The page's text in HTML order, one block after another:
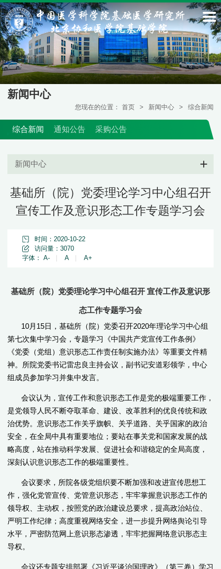
新闻中心
您现在的位置： 首页 > 新闻中心 > 综合新闻
综合新闻 通知公告 采购公告
新闻中心
基础所（院）党委理论学习中心组召开
宣传工作及意识形态工作专题学习会
时间：2020-10-22
访问量： 3070
字体： A- A A+
基础所（院）党委理论学习中心组召开 宣传工作及意识形
态工作专题学习会
10月15日，基础所（院）党委召开2020年理论学习中心组
第七次集中学习会，专题学习《中国共产党宣传工作条例》
《党委（党组）意识形态工作责任制实施办法》等重要文件精
神。所院党委书记雷忠良主持会议，副书记安道彩领学，中心
组成员参加学习并集中发言。
会议认为，宣传工作和意识形态工作是党的极端重要工作，
是党领导人民不断夺取革命、建设、改革胜利的优良传统和政
治优势。意识形态工作关乎旗帜、关乎道路、关乎国家的政治
安全，在全局中具有重要地位；要站在事关党和国家发展的战
略高度，站在推动科学发展、促进社会和谐稳定的全局高度，
深刻认识意识形态工作的极端重要性。
会议要求，所院各级党组织要不断加强和改进宣传思想工
作，强化党管宣传、党管意识形态，牢牢掌握意识形态工作的
领导权、主动权，按照党的政治建设总要求，提高政治站位、
严明工作纪律；高度重视网络安全，进一步提升网络舆论引导
水平，严密防范网上意识形态渗透，牢牢把握网络意识形态主
导权。
会议还专题安排部署《习近平谈治国理政》（第三卷）学习